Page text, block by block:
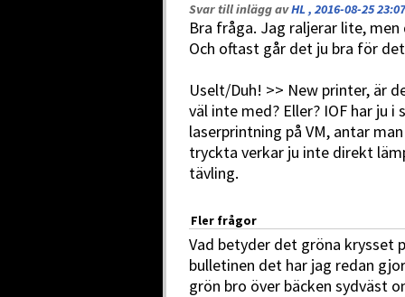
Svar till inlägg avHL , 2016-08-25 23:07
Bra fråga. Jag raljerar lite,
Och oftast går det ju bra för
Uselt/Duh! >> New printer, är
väl inte med? Eller? IOF har ju
laserprintning på VM, antar
tryckta verkar ju inte direkt
tävling.
Fler frågor
Vad betyder det gröna krysset
bulletinen det har jag redan
grön bro över bäcken sydväst